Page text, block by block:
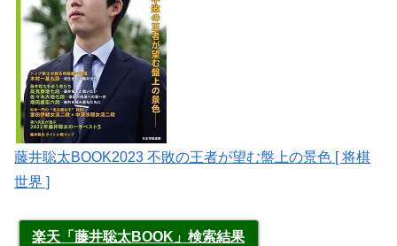
藤井聡太BOOK2023 不敗の王者が望む盤上の景色 [ 将棋
世界 ]
楽天「藤井聡太BOOK」検索結果